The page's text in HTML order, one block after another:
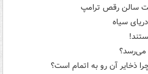
سالن رقص ترامپ
سیاه
می‌رسد؟
ذخایر آن رو به اتمام است؟